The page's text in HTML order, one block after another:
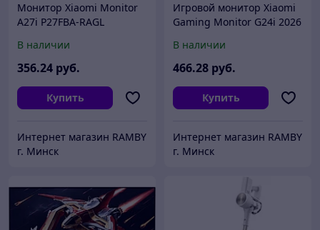
Монитор Xiaomi Monitor
A27i P27FBA-RAGL
В наличии
356.24 руб.
Купить
Интернет магазин RAMBY
г. Минск
Игровой монитор Xiaomi
Gaming Monitor G24i 2026
(международная версия)
В наличии
466.28 руб.
Купить
Интернет магазин RAMBY
г. Минск